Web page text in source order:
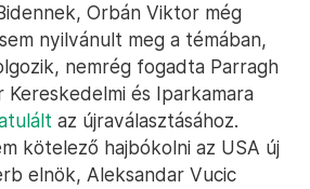
Orbán Viktor még
nyilvánult meg a témában,
nemrég fogadta Parragh
Kereskedelmi és Iparkamara
az újraválasztásához.
kötelező hajbókolni az USA új
elnök, Aleksandar Vucic